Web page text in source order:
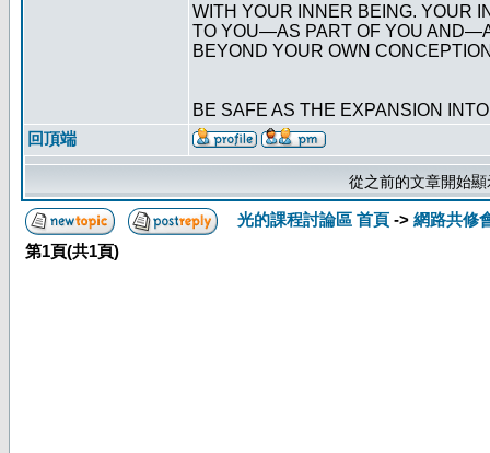
WITH YOUR INNER BEING. YOUR
TO YOU—AS PART OF YOU
BEYOND YOUR OWN
BE SAFE AS THE EXPANSION
回頂端
從之前的文章開始
光的課程討論區 首頁 -> 網路共修
第1頁(共1頁)